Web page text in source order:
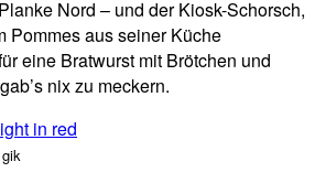
Nord – und der Kiosk-Schorsch,
Pommes aus seiner Küche
eine Bratwurst mit Brötchen und
nix zu meckern.